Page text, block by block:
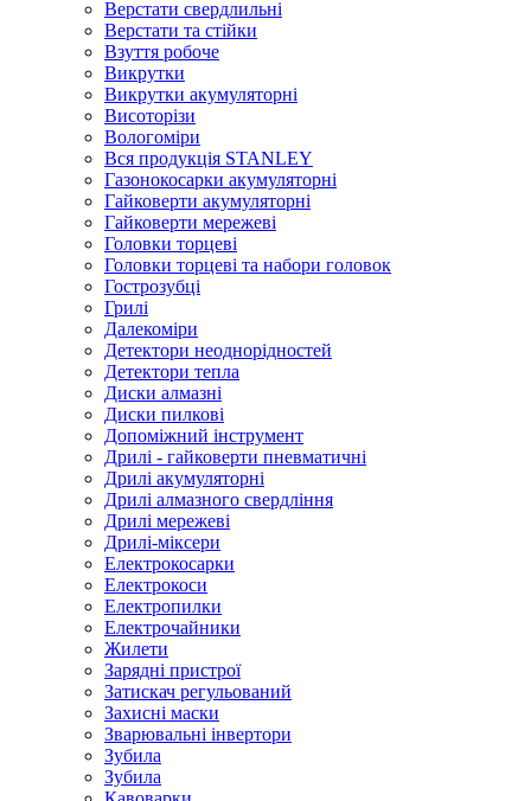
Верстати свердлильні
Верстати та стійки
Взуття робоче
Викрутки
Викрутки акумуляторні
Висоторізи
Вологоміри
Вся продукція STANLEY
Газонокосарки акумуляторні
Гайковерти акумуляторні
Гайковерти мережеві
Головки торцеві
Головки торцеві та набори головок
Гострозубці
Грилі
Далекоміри
Детектори неоднорідностей
Детектори тепла
Диски алмазні
Диски пилкові
Допоміжний інструмент
Дрилі - гайковерти пневматичні
Дрилі акумуляторні
Дрилі алмазного свердління
Дрилі мережеві
Дрилі-міксери
Електрокосарки
Електрокоси
Електропилки
Електрочайники
Жилети
Зарядні пристрої
Затискач регульований
Захисні маски
Зварювальні інвертори
Зубила
Зубила